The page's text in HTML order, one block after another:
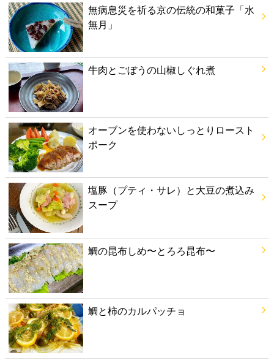
無病息災を祈る京の伝統の和菓子「水
無月」
牛肉とごぼうの山椒しぐれ煮
オーブンを使わないしっとりロースト
ポーク
塩豚（プティ・サレ）と大豆の煮込み
スープ
鯛の昆布しめ〜とろろ昆布〜
鯛と柿のカルパッチョ